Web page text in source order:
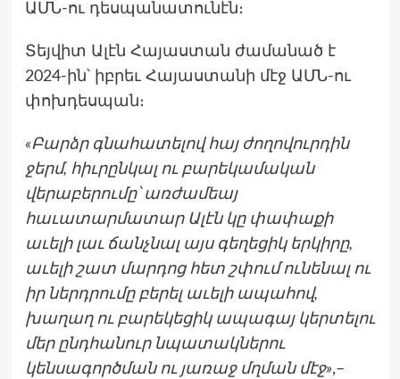
ԱՄՆ-ու դեսպանատունէն։
Տեյվիտ Ալէն Հայաստան ժամանած է
2024-ին՝ իբրեւ Հայաստանի մէջ ԱՄՆ-ու
փոխդեսպան։
«Բարձր գնահատելով հայ ժողովուրդին
ջերմ, հիւրընկալ ու բարեկամական
վերաբերումը՝ առժամեայ
հաւատարմատար Ալէն կը փափաքի
աւելի լաւ ճանչնալ այս գեղեցիկ երկիրը,
աւելի շատ մարդոց հետ շփում ունենալ ու
իր ներդրումը բերել աւելի ապահով,
խաղաղ ու բարեկեցիկ ապագայ կերտելու
մեր ընդհանուր նպատակներու
կենսագործման ու յառաջ մղման մէջ»,–